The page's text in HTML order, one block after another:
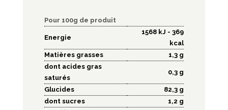
Pour 100g de produit
Energie
1568 kJ - 369
kcal
Matières grasses
1,3 g
dont acides gras
saturés
0,3 g
Glucides
82,3 g
dont sucres
1,2 g